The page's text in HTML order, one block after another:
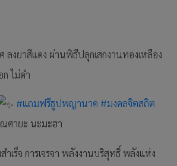
ลงยาสีแดง ผ่านพิธีปลุกเสกงานทองเหลือง
ก ไม่ดำ
#แถมฟรีธูปพญานาค #มงคลจิตสถิต
ณศายะ นะมะฮา
ำเร็จ การเจรจา พลังงานบริสุทธิ์ พลังแห่ง